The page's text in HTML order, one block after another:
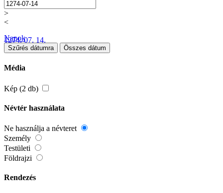
>
<
1274. 07. 14.
Napok
Szűrés dátumra Összes dátum
Média
Kép (2 db)
Névtér használata
Ne használja a névteret
Személy
Testületi
Földrajzi
Rendezés